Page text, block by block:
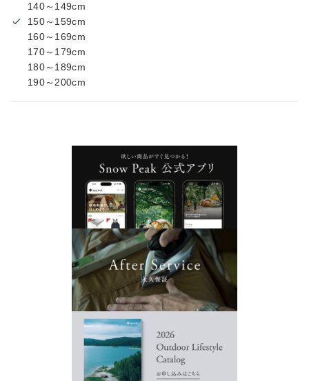
140～149cm
150～159cm
160～169cm
170～179cm
180～189cm
190～200cm